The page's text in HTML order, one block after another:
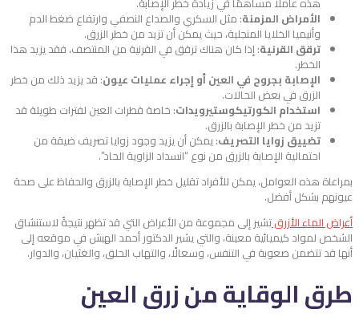
الأمراض المزمنة: مثل السكري والصداع النصفي وارتفاع ضغط الدم
وأنيميا الخلايا المنجلية، حيث يمكن أن تزيد من خطر الزرق.
ترقق القرنية: إذا كان هناك ترقق في القرنية من المنتصف، فقد يزيد هذا
الخطر.
الإصابة بجروح في العين أو إجراء عمليات عيون: قد يزيد ذلك من خطر
الزرق في بعض الحالات.
استخدام الكورتيكوستيرويدات: خاصة قطرات العين لفترات طويلة قد
تزيد من خطر الإصابة بالزرق.
تضييق زوايا التصريف: يمكن أن يزيد وجود زوايا تصريف ضيقة من
احتمالية الإصابة بالزرق من نوع “انسداد الزاوية الحاد”.
بمراعاة هذه العوامل، يمكن للأفراد تقليل خطر الإصابة بالزرق والحفاظ على صحة
عيونهم بشكل أفضل.
أعراض الماء الأزرقتشير إلى مجموعة من الأعراض التي قد تظهر نتيجةً لاستنشاق
الشخص لمواد كيميائية معينة، والتي يشير الدكتور أحمد الهبش في موقعه إلى
أنها قد تتضمن صعوبة في التنفس، وسعالًا، والتهاب الحلق، والغثيان، والدوار.
طرق الوقاية من زرق العين